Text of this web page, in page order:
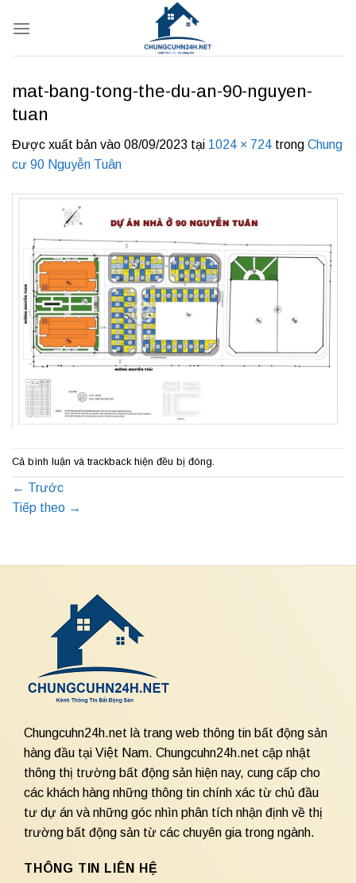
qua
mat-bang-tong-the-du-an-90-nguyen-
tuan
Được xuất bản vào 08/09/2023 tại 1024 × 724 trong Chung
cư 90 Nguyễn Tuân
Cả bình luận và trackback hiện đều bị đóng.
← Trước
Tiếp theo →
Chungcuhn24h.net là trang web thông tin bất động sản
hàng đầu tại Việt Nam. Chungcuhn24h.net cập nhật
thông thị trường bất động sản hiện nay, cung cấp cho
các khách hàng những thông tin chính xác từ chủ đầu
tư dự án và những góc nhìn phân tích nhận định về thị
trường bất động sản từ các chuyên gia trong ngành.
THÔNG TIN LIÊN HỆ